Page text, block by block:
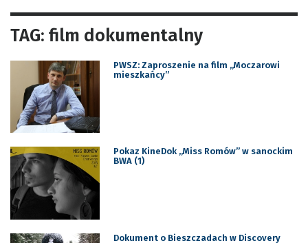
TAG: film dokumentalny
PWSZ: Zaproszenie na film „Moczarowi
mieszkańcy”
Pokaz KineDok „Miss Romów” w sanockim
BWA (1)
Dokument o Bieszczadach w Discovery